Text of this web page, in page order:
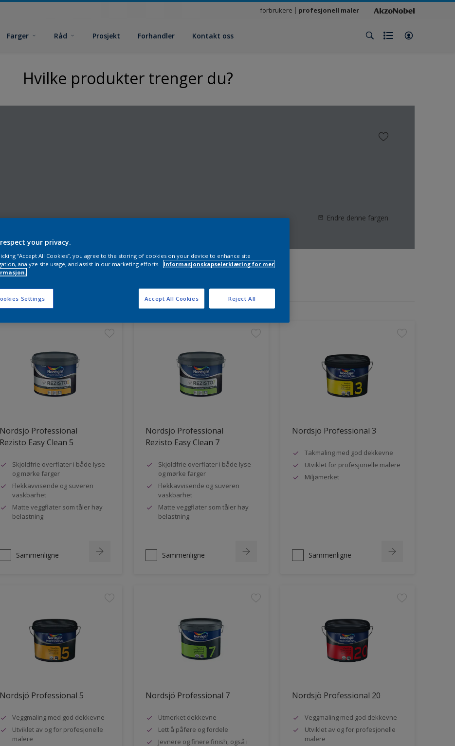
forbrukere profesjonell maler
Farger Råd Prosjekt Forhandler Kontakt oss
Hvilke produkter trenger du?
Endre denne fargen
funnet
Nordsjö Professional
Rezisto Easy Clean 5
Skjoldfrie overflater i både lyse
og mørke farger
Flekkavvisende og suveren
vaskbarhet
Matte veggflater som tåler høy
belastning
Sammenligne
Nordsjö Professional
Rezisto Easy Clean 7
Skjoldfrie overflater i både lyse
og mørke farger
Flekkavvisende og suveren
vaskbarhet
Matte veggflater som tåler høy
belastning
Sammenligne
Nordsjö Professional 3
Takmaling med god dekkevne
Utviklet for profesjonelle malere
Miljømerket
Sammenligne
Nordsjö Professional 5
Veggmaling med god dekkevne
Utviklet av og for profesjonelle
malere
Nordsjö Professional 7
Utmerket dekkevne
Lett å påføre og fordele
Jevnere og finere finish, også i
Nordsjö Professional 20
Veggmaling med god dekkevne
Utviklet av og for profesjonelle
malere
your privacy.
“Accept All Cookies”, you agree to the storing of cookies on your device to enhance site
analyze site usage, and assist in our marketing efforts.
Informasjonskapselerklæring for mer
Settings Reject All
Accept All Cookies